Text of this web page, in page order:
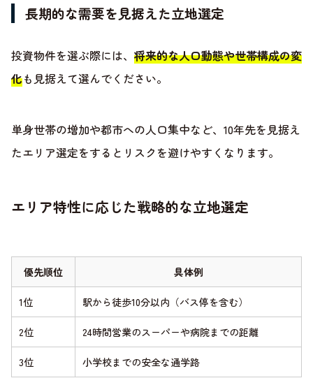
長期的な需要を見据えた立地選定
投資物件を選ぶ際には、 将来的な人口動態や世帯構成の変
化も見据えて選んでください。
単身世帯の増加や都市への人口集中など、10年先を見据え
たエリア選定をするとリスクを避けやすくなります。
エリア特性に応じた戦略的な立地選定
優先順位 具体例
1位 駅から徒歩10分以内（バス停を含む）
2位 24時間営業のスーパーや病院までの距離
3位 小学校までの安全な通学路